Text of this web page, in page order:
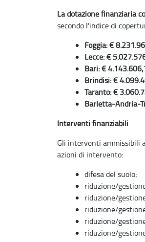
La dotazione finanziaria
secondo l'indice di
Foggia: €
Lecce: €
Bari: €
Brindisi: €
Taranto: €
Barletta-Andria-
Interventi finanziabili
Gli interventi ammissibili
azioni di intervento:
difesa del suolo;
riduzione/
riduzione/
riduzione/
riduzione/
riduzione/